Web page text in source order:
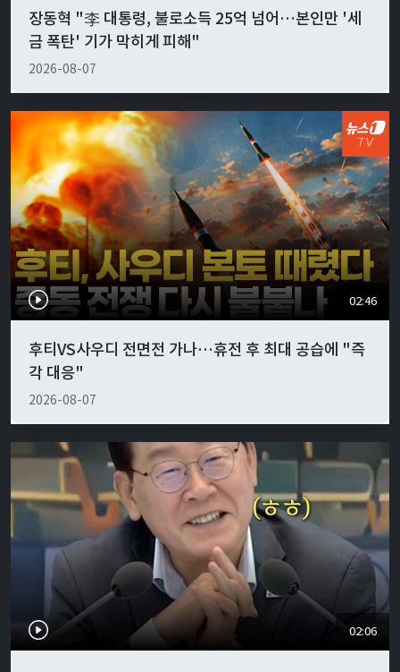
장동혁 "李 대통령, 불로소득 25억 넘어…본인만 '세
금 폭탄' 기가 막히게 피해"
2026-08-07
02:46
후티VS사우디 전면전 가나…휴전 후 최대 공습에 "즉
각 대응"
2026-08-07
02:06